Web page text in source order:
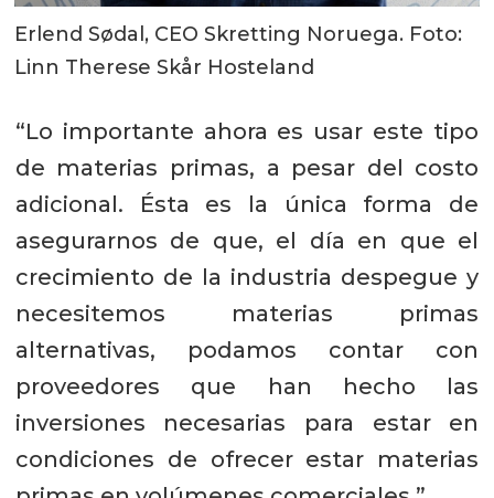
Erlend Sødal, CEO Skretting Noruega. Foto:
Linn Therese Skår Hosteland
“Lo importante ahora es usar este tipo
de materias primas, a pesar del costo
adicional. Ésta es la única forma de
asegurarnos de que, el día en que el
crecimiento de la industria despegue y
necesitemos materias primas
alternativas, podamos contar con
proveedores que han hecho las
inversiones necesarias para estar en
condiciones de ofrecer estar materias